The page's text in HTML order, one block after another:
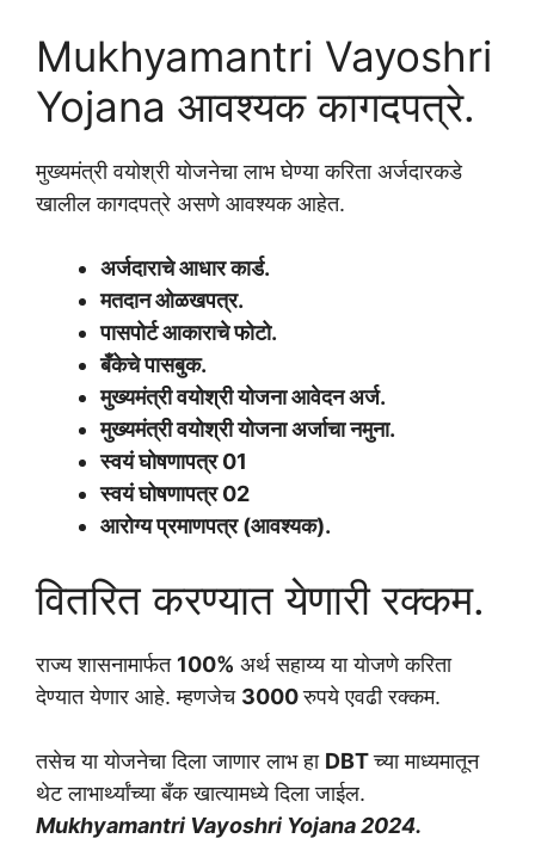
Mukhyamantri Vayoshri
Yojana आवश्यक कागदपत्रे.
मुख्यमंत्री वयोश्री योजनेचा लाभ घेण्या करिता अर्जदारकडे
खालील कागदपत्रे असणे आवश्यक आहेत.
अर्जदाराचे आधार कार्ड.
मतदान ओळखपत्र.
पासपोर्ट आकाराचे फोटो.
बँकेचे पासबुक.
मुख्यमंत्री वयोश्री योजना आवेदन अर्ज.
मुख्यमंत्री वयोश्री योजना अर्जाचा नमुना.
स्वयं घोषणापत्र 01
स्वयं घोषणापत्र 02
आरोग्य प्रमाणपत्र (आवश्यक).
वितरित करण्यात येणारी रक्कम.
राज्य शासनामार्फत 100% अर्थ सहाय्य या योजणे करिता
देण्यात येणार आहे. म्हणजेच 3000रुपये एवढी रक्कम.
तसेच या योजनेचा दिला जाणार लाभ हा DBTच्या माध्यमातून
थेट लाभार्थ्यांच्या बँक खात्यामध्ये दिला जाईल.
Mukhyamantri Vayoshri Yojana 2024.